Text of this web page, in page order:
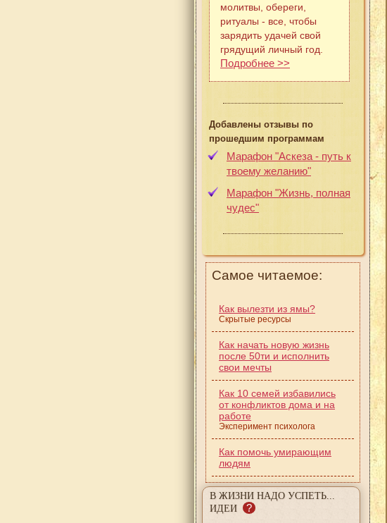
молитвы, обереги,
ритуалы - все, чтобы
зарядить удачей свой
грядущий личный год.
Подробнее >>
Добавлены отзывы по
прошедшим программам
Марафон "Аскеза - путь к
твоему желанию"
Марафон "Жизнь, полная
чудес"
Самое читаемое:
Как вылезти из ямы?
Скрытые ресурсы
Как начать новую жизнь
после 50ти и исполнить
свои мечты
Как 10 семей избавились
от конфликтов дома и на
работе
Эксперимент психолога
Как помочь умирающим
людям
В ЖИЗНИ НАДО УСПЕТЬ...
ИДЕИ
?